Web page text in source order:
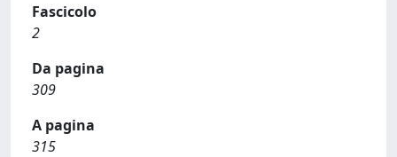
Fascicolo
2
Da pagina
309
A pagina
315